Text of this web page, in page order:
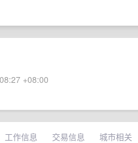
+08:00
工作信息 交易信息 城市相关